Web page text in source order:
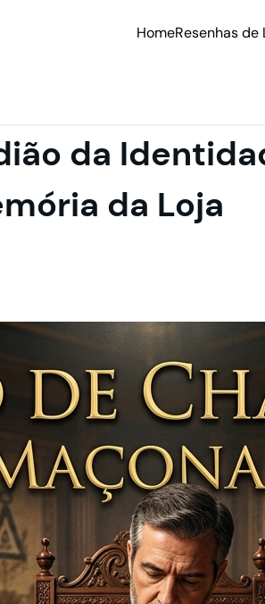
HomeResenhas de
da
da Loja